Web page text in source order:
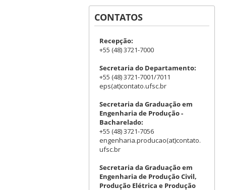
CONTATOS
Recepção:
+55 (48) 3721-7000
Secretaria do Departamento:
+55 (48) 3721-7001/7011
eps(at)contato.ufsc.br
Secretaria da Graduação em
Engenharia de Produção -
Bacharelado:
+55 (48) 3721-7056
engenharia.producao(at)contato.
ufsc.br
Secretaria da Graduação em
Engenharia de Produção Civil,
Produção Elétrica e Produção